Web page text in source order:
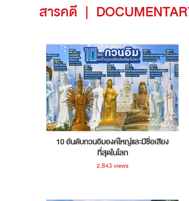
สารคดี |
10 อันดับกวนอิมองค์ใหญ่และมีชื่อเสียง
ที่สุดในโลก
2,843 views